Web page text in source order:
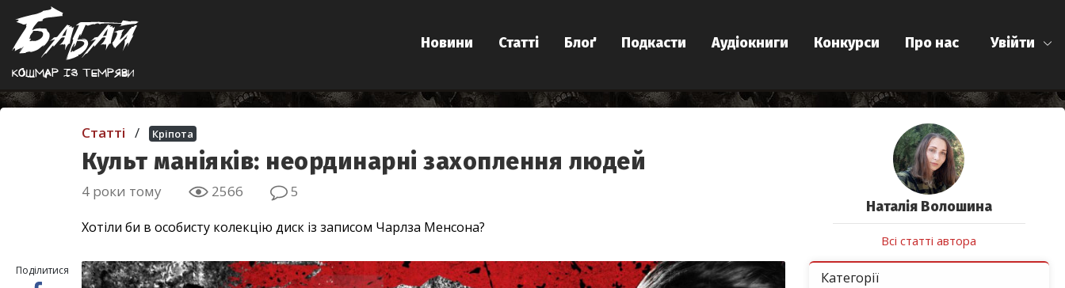
Кошмар iз темряви
Увійти
Новини Статті Блоґ Подкасти Аудіокниги Конкурси Про нас
Статті / Кріпота
Культ маніяків: неординарні захоплення людей
4 роки тому 2566 5
Хотіли би в особисту колекцію диск із записом Чарлза Менсона?
Наталiя Волошина
Всі статті автора
Поділитися Категорії